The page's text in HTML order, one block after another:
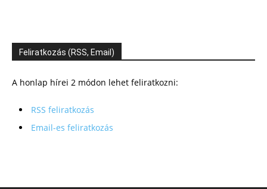
Feliratkozás (RSS, Email)
A honlap hírei 2 módon lehet feliratkozni:
RSS feliratkozás
Email-es feliratkozás